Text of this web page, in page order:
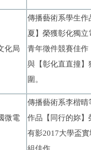
化局
傳播藝術系學生作
夏】榮獲彰化獨立
青年徵件競賽佳作
與【彰化直直撞】
圍。
微電
傳播藝術系李楷晴
作品【同行的妳】
有影2017大學盃